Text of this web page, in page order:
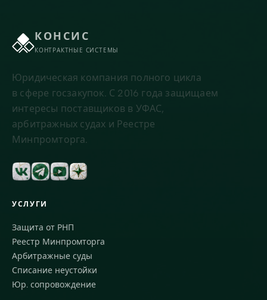
КОНСИС
КОНТРАКТНЫЕ СИСТЕМЫ
Юридическая компания полного цикла
в сфере госзакупок. С 2016 года защищаем
интересы поставщиков в УФАС,
арбитражных судах и Реестре
Минпромторга.
УСЛУГИ
Защита от РНП
Реестр Минпромторга
Арбитражные суды
Списание неустойки
Юр. сопровождение